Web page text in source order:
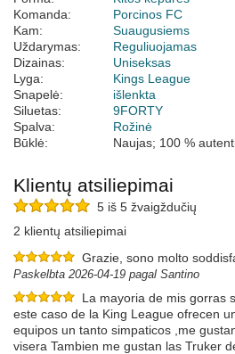
Komanda:
Porcinos FC
Kam:
Suaugusiems
Uždarymas:
Reguliuojamas
Dizainas:
Uniseksas
Lyga:
Kings League
Snapelė:
išlenkta
Siluetas:
9FORTY
Spalva:
Rožinė
Būklė:
Naujas; 100 %
Klientų atsiliepimai
5 iš 5 žvaigždučių
2 klientų atsiliepimai
Grazie, sono molto
Paskelbta 2026-04-19 pagal Santino
La mayoria de mis gorras
este caso de la King League ofrecen
equipos un tanto simpaticos ,me
visera Tambien me gustan las Truker